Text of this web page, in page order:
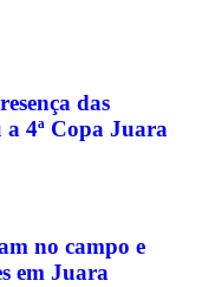
das
a 4ª Copa Juara
no campo e
em Juara